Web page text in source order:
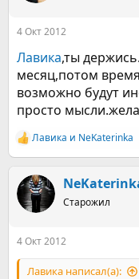
4 Окт 2012
Лавика,ты
месяц,потом
возможно будут
просто
Р
е
к
ц
и
Лавика и NeKaterinka
Старожил
4 Окт 2012
Лавика написал(а):